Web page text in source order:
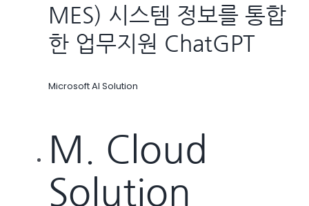
MES) 시스템 정보를 통합
한 업무지원 ChatGPT
Microsoft AI Solution
M. Cloud
Solution